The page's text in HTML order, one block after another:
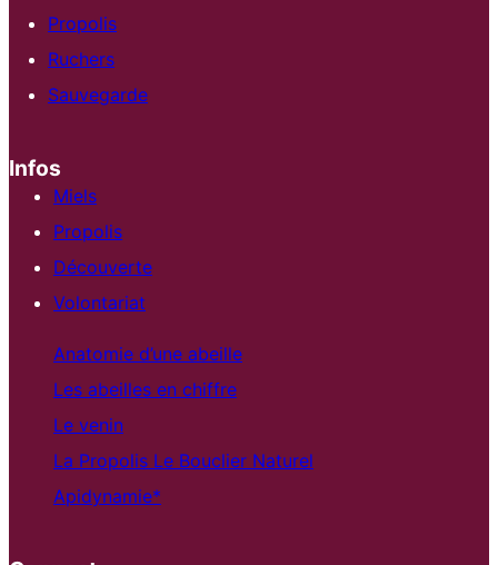
Propolis
Ruchers
Sauvegarde
Infos
Miels
Propolis
Découverte
Volontariat
Anatomie d’une abeille
Les abeilles en chiffre
Le venin
La Propolis Le Bouclier Naturel
Apidynamie*